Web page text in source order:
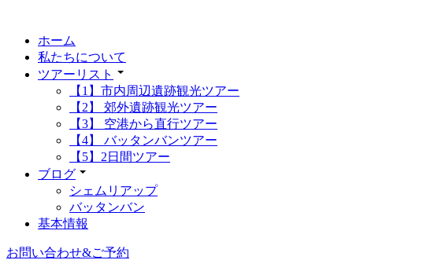
ホーム
私たちについて
ツアーリスト
【1】市内周辺遺跡観光ツアー
【2】 郊外遺跡観光ツアー
【3】 空港から直行ツアー
【4】 バッタンバンツアー
【5】2日間ツアー
ブログ
シェムリアップ
バッタンバン
基本情報
お問い合わせ&ご予約